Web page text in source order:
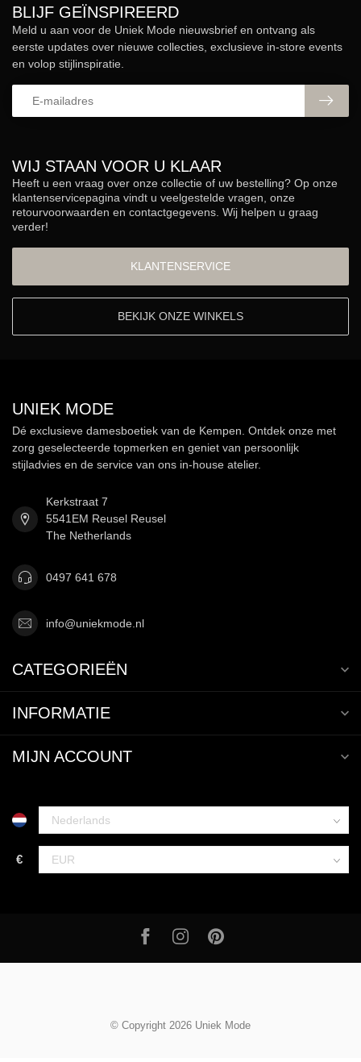
WIJ STAAN VOOR U KLAAR
Heeft u een vraag over onze collectie of uw bestelling? Op onze
klantenservicepagina vindt u veelgestelde vragen, onze
retourvoorwaarden en contactgegevens. Wij helpen u graag
verder!
KLANTENSERVICE
BEKIJK ONZE WINKELS
BLIJF GEÏNSPIREERD
Meld u aan voor de Uniek Mode nieuwsbrief en ontvang als
eerste updates over nieuwe collecties, exclusieve in-store events
en volop stijlinspiratie.
UNIEK MODE
Dé exclusieve damesboetiek van de Kempen. Ontdek onze met
zorg geselecteerde topmerken en geniet van persoonlijk
stijladvies en de service van ons in-house atelier.
Kerkstraat 7
5541EM Reusel Reusel
The Netherlands
0497 641 678
info@uniekmode.nl
CATEGORIEËN
INFORMATIE
MIJN ACCOUNT
€
© Copyright 2026 Uniek Mode